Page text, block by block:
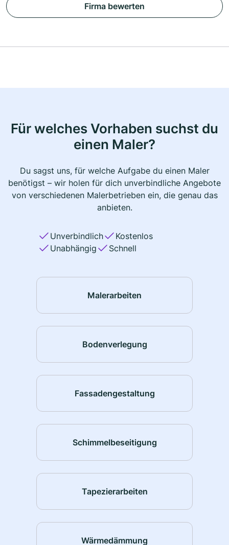
Firma bewerten
Für welches Vorhaben suchst du
einen Maler?
Du sagst uns, für welche Aufgabe du einen Maler
benötigst – wir holen für dich unverbindliche Angebote
von verschiedenen Malerbetrieben ein, die genau das
anbieten.
Unverbindlich
Kostenlos
Unabhängig
Schnell
Malerarbeiten
Bodenverlegung
Fassadengestaltung
Schimmelbeseitigung
Tapezierarbeiten
Wärmedämmung